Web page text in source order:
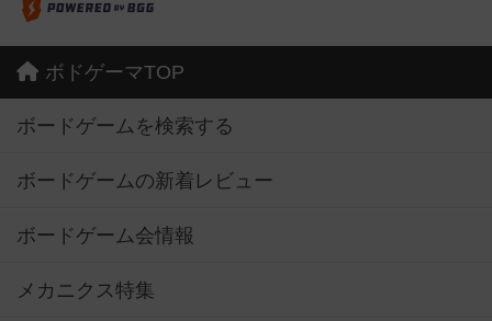
ボドゲーマTOP
ボードゲームを検索する
ボードゲームの新着レビュー
ボードゲーム会情報
メカニクス特集